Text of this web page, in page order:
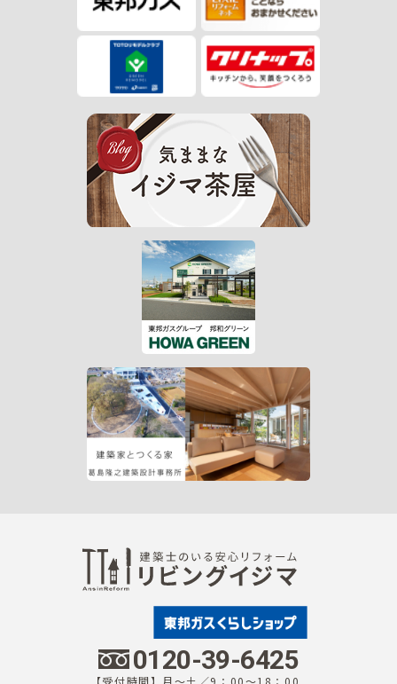
0120-39-6425
【受付時間】月～土／9：00～18：00